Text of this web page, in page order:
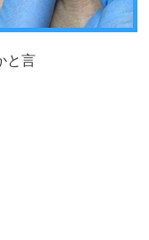
と言